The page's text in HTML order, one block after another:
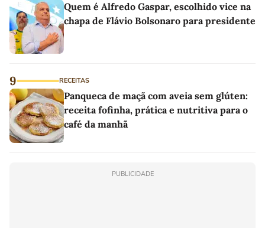
Quem é Alfredo Gaspar, escolhido vice na
chapa de Flávio Bolsonaro para presidente
9 RECEITAS
Panqueca de maçã com aveia sem glúten:
receita fofinha, prática e nutritiva para o
café da manhã
PUBLICIDADE